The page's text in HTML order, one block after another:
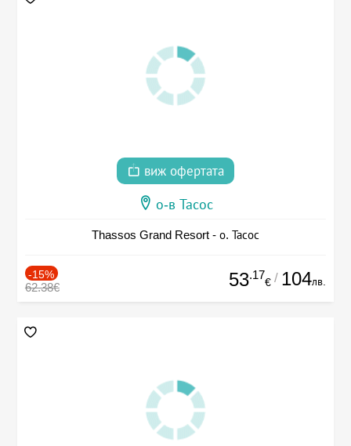
виж офертата
о-в Тасос
Thassos Grand Resort - о. Тасос
-15%
62.38€ 53.17
€ / 104лв.